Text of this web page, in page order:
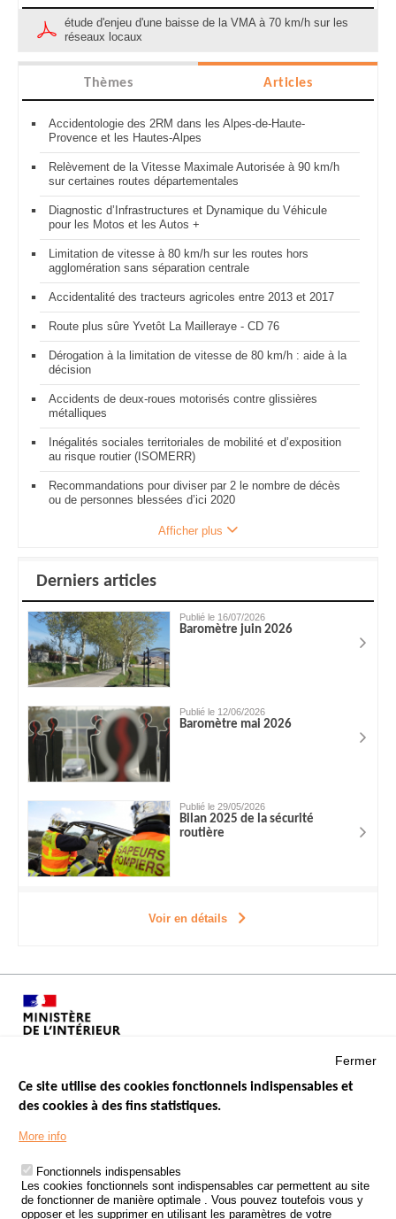
étude d'enjeu d'une baisse de la VMA à 70 km/h sur les
réseaux locaux
Thèmes Articles
Accidentologie des 2RM dans les Alpes-de-Haute-
Provence et les Hautes-Alpes
Relèvement de la Vitesse Maximale Autorisée à 90 km/h
sur certaines routes départementales
Diagnostic d’Infrastructures et Dynamique du Véhicule
pour les Motos et les Autos +
Limitation de vitesse à 80 km/h sur les routes hors
agglomération sans séparation centrale
Accidentalité des tracteurs agricoles entre 2013 et 2017
Route plus sûre Yvetôt La Mailleraye - CD 76
Dérogation à la limitation de vitesse de 80 km/h : aide à la
décision
Accidents de deux-roues motorisés contre glissières
métalliques
Inégalités sociales territoriales de mobilité et d’exposition
au risque routier (ISOMERR)
Recommandations pour diviser par 2 le nombre de décès
ou de personnes blessées d’ici 2020
Afficher plus
Derniers articles
Publié le 16/07/2026
Baromètre juin 2026
Publié le 12/06/2026
Baromètre mai 2026
Publié le 29/05/2026
Bilan 2025 de la sécurité
routière
Voir en détails
Menu
Footer
LES SITES PUBLICS
ÉTAT DE L’INSÉCURITÉ ROUTIÈRE
TRAITEMENT DES DONNÉES PERSONNELLES DES ACCIDENTS DE
LA ROUTE
Fermer
Ce site utilise des cookies fonctionnels indispensables et
des cookies à des fins statistiques.
More info
Fonctionnels indispensables
Les cookies fonctionnels sont indispensables car permettent au site
de fonctionner de manière optimale . Vous pouvez toutefois vous y
opposer et les supprimer en utilisant les paramètres de votre